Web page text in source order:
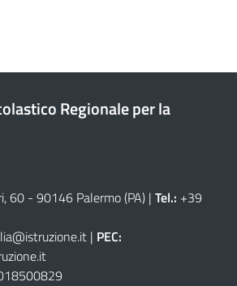
Regionale per la
60 - 90146 Palermo (PA) | Tel.: +39
| PEC: